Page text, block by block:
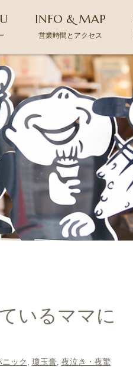
INFO & MAP
営業時間とアクセス
いるママに
ニック , 瓊玉膏, 夜泣き・夜驚